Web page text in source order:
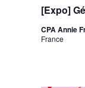
[Expo]
CPA Annie
France